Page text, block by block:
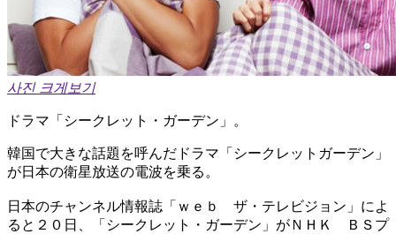
사진 크게보기
ドラマ「シークレット・ガーデン」。
韓国で大きな話題を呼んだドラマ「シークレットガーデン」
が日本の衛星放送の電波を乗る。
日本のチャンネル情報誌「ｗｅｂ ザ・テレビジョン」によ
ると２０日、「シークレット・ガーデン」がＮＨＫ ＢＳプ